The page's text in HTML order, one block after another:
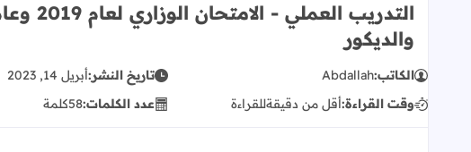
والديكور
الكاتب:Abdallah تاريخ النشر:أبريل 14, 2023
وقت القراءة:أقل من دقيقةللقراءة عدد الكلمات:58كلمة